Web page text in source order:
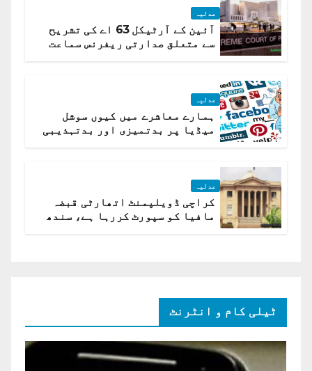
عدلیہ
آئین کے آرٹیکل 63 اے کی تشریح
سے متعلق صدارتی ریفرنس سماعت
عدلیہ
ہمارے معاشرے میں کیوں سوشل
میڈیا پر بدتمیزی اور بدتہذیبی
عدلیہ
کراچی ڈویلپمنٹ اتھارٹی قبضہ
مافیا کو سپورٹ کررہا ہے، سندھ
ٹیلی کام و انٹرنٹ